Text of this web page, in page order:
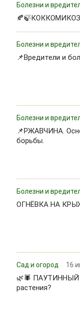
Болезни и
🍂🍃КОККОМИКОЗ
Болезни и
📌Вредители и
Болезни и
📌РЖАВЧИНА.
борьбы.
Болезни и
ОГНЁВКА НА
Сад и огород 16
🌿🕷 ПАУТИННЫЙ
растения?